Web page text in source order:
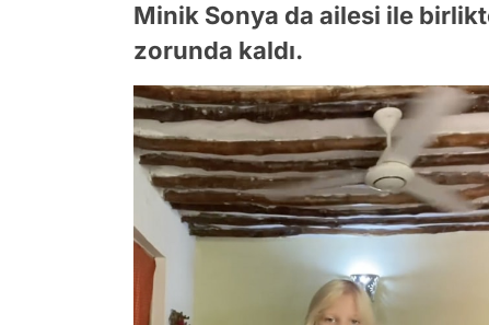
Minik Sonya da ailesi ile
zorunda kaldı.